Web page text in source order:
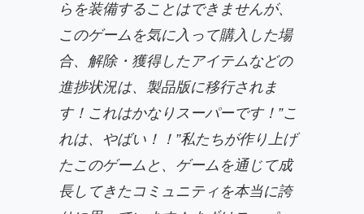
らを装備することはできませんが、
このゲームを気に入って購入した場
合、解除・獲得したアイテムなどの
進捗状況は、製品版に移行されま
す！これはかなりスーパーです！”こ
れは、やばい！！”私たちが作り上げ
たこのゲームと、ゲームを通じて成
長してきたコミュニティを本当に誇